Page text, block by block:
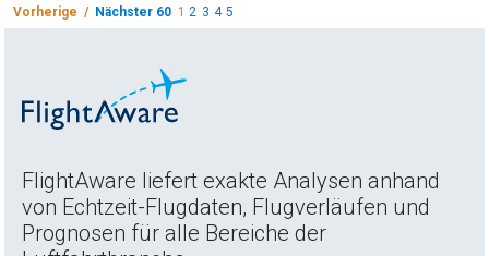
Vorherige / Nächster 60 12 3 4 5
FlightAware liefert exakte Analysen anhand
von Echtzeit-Flugdaten, Flugverläufen und
Prognosen für alle Bereiche der